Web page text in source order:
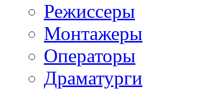
Режиссеры
Монтажеры
Операторы
Драматурги